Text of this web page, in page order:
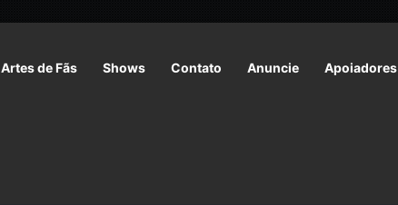
Artes de Fãs Shows Contato Anuncie Apoiadores